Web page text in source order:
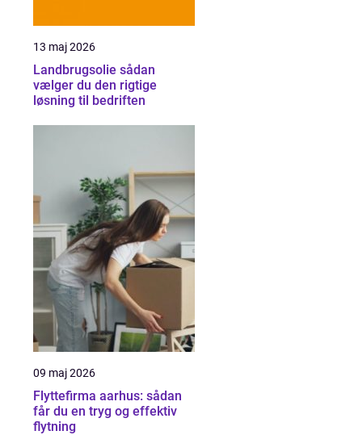
13 maj 2026
Landbrugsolie sådan
vælger du den rigtige
løsning til bedriften
09 maj 2026
Flyttefirma aarhus: sådan
får du en tryg og effektiv
flytning